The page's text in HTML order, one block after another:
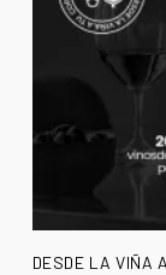
DESDE LA VIÑA